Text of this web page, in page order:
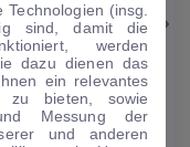
Blueto...
Kaufen
(insg.
sind, damit die
werden
dazu dienen das
ein relevantes
zu bieten, sowie
Messung der
und anderen